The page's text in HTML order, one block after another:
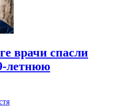
врачи спасли
летнюю